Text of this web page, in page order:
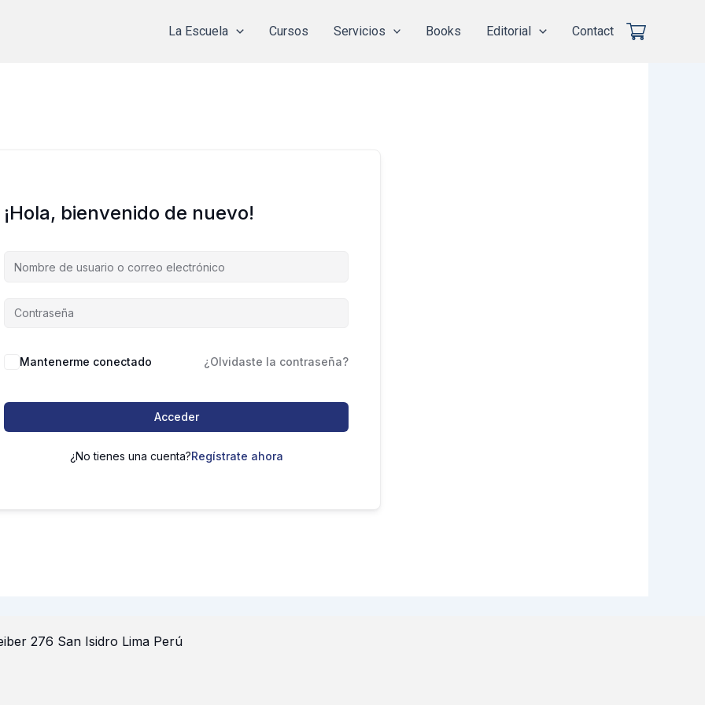
La Escuela Cursos Servicios Books Editorial Contact
¡Hola, bienvenido de nuevo!
Mantenerme conectado ¿Olvidaste la contraseña?
Acceder
¿No tienes una cuenta?Regístrate ahora
276 San Isidro Lima Perú